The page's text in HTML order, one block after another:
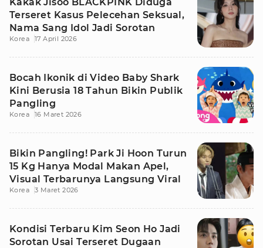
Terseret Kasus Pelecehan Seksual,
Nama Sang Idol Jadi Sorotan
Korea 17 April 2026
Bocah Ikonik di Video Baby Shark
Kini Berusia 18 Tahun Bikin Publik
Pangling
Korea 16 Maret 2026
Bikin Pangling! Park Ji Hoon Turun
15 Kg Hanya Modal Makan Apel,
Visual Terbarunya Langsung Viral
Korea 3 Maret 2026
Kondisi Terbaru Kim Seon Ho Jadi
Sorotan Usai Terseret Dugaan